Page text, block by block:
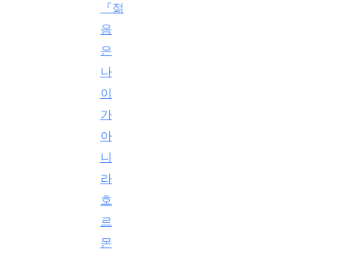
『젊
음
은
나
이
가
아
니
라
호
르
몬